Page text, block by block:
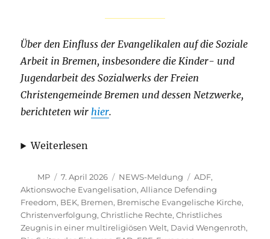
Über den Einfluss der Evangelikalen auf die Soziale
Arbeit in Bremen, insbesondere die Kinder- und
Jugendarbeit des Sozialwerks der Freien
Christengemeinde Bremen und dessen Netzwerke,
berichteten wirhier.
Weiterlesen
Autor
MP
Veröffentlicht
am
7. April 2026 Kategorien
NEWS-Meldung Schlagwörter
ADF,
Aktionswoche Evangelisation,Alliance Defending
Freedom, BEK, Bremen, Bremische Evangelische Kirche,
Christenverfolgung,Christliche Rechte,Christliches
Zeugnis in einer multireligiösen Welt, David Wengenroth,